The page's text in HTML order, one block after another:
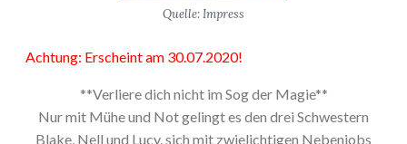
Quelle: Impress
Achtung: Erscheint am 30.07.2020!
**Verliere dich nicht im Sog der Magie**
Nur mit Mühe und Not gelingt es den drei Schwestern
Blake, Nell und Lucy, sich mit zwielichtigen Nebenjobs